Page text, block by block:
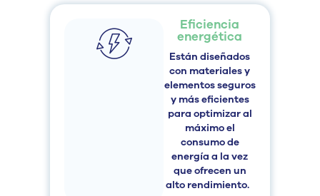
Eficiencia
energética
Están diseñados
con materiales y
elementos seguros
y más eficientes
para optimizar al
máximo el
consumo de
energía a la vez
que ofrecen un
alto rendimiento.